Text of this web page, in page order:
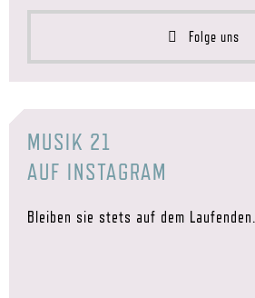
Folge uns
MUSIK 21
AUF INSTAGRAM
Bleiben sie stets auf dem Laufenden.